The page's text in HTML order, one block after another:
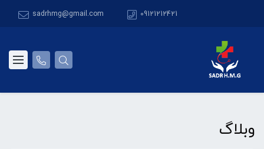
09121212421
sadrhmg@gmail.com
وبلاگ